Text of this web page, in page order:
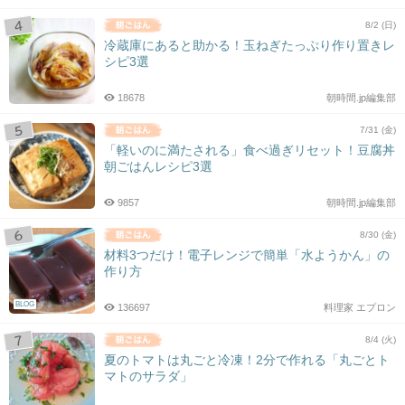
8/2 (日)
冷蔵庫にあると助かる！玉ねぎたっぷり作り置きレ
シピ3選
朝時間.jp編集部
18678
7/31 (金)
「軽いのに満たされる」食べ過ぎリセット！豆腐丼
朝ごはんレシピ3選
朝時間.jp編集部
9857
BLOG
8/30 (金)
材料3つだけ！電子レンジで簡単「水ようかん」の
作り方
料理家 エプロン
136697
8/4 (火)
夏のトマトは丸ごと冷凍！2分で作れる「丸ごとト
マトのサラダ」